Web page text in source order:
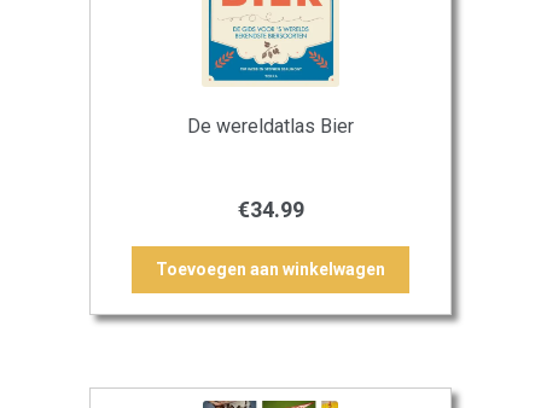
De wereldatlas Bier
€34.99
Toevoegen aan winkelwagen